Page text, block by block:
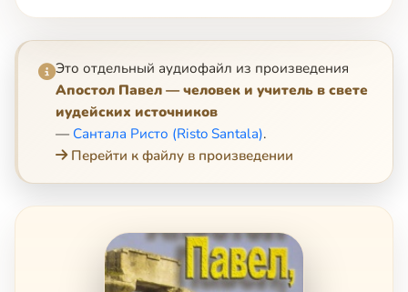
Это отдельный аудиофайл из произведения
Апостол Павел — человек и учитель в свете
иудейских источников
— Сантала Ристо (Risto Santala).
Перейти к файлу в произведении